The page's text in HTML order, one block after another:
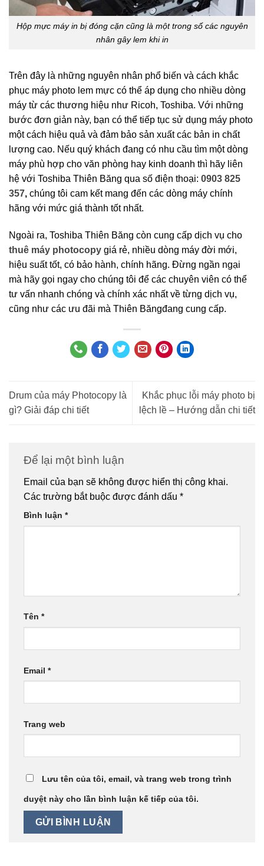
Hộp mực máy in bị đóng cặn cũng là một trong số các nguyên
nhân gây lem khi in
Trên đây là những nguyên nhân phổ biến và cách khắc
phục máy photo lem mực có thể áp dụng cho nhiều dòng
máy từ các thương hiệu như Ricoh, Toshiba. Với những
bước đơn giản này, bạn có thể tiếp tục sử dụng máy photo
một cách hiệu quả và đảm bảo sản xuất các bản in chất
lượng cao. Nếu quý khách đang có nhu cầu tìm một dòng
máy phù hợp cho văn phòng hay kinh doanh thì hãy liên
hệ với Toshiba Thiên Băng qua số điện thoại: 0903 825
357, chúng tôi cam kết mang đến các dòng máy chính
hãng với mức giá thành tốt nhất.
Ngoài ra, Toshiba Thiên Băng còn cung cấp dịch vụ cho
thuê máy photocopy giá rẻ, nhiều dòng máy đời mới,
hiệu suất tốt, có bảo hành, chính hãng. Đừng ngần ngại
mà hãy gọi ngay cho chúng tôi để các chuyên viên có thể
tư vấn nhanh chóng và chính xác nhất về từng dịch vụ,
cũng như các ưu đãi mà Thiên Băngđang cung cấp.
Drum của máy Photocopy là
gì? Giải đáp chi tiết
Khắc phục lỗi máy photo bị
lệch lề – Hướng dẫn chi tiết
Để lại một bình luận
Email của bạn sẽ không được hiển thị công khai.
Các trường bắt buộc được đánh dấu *
Bình luận *
Tên *
Email *
Trang web
Lưu tên của tôi, email, và trang web trong trình
duyệt này cho lần bình luận kế tiếp của tôi.